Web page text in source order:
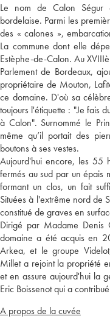
Le nom de Calon Ségur
bordelaise. Parmi les
des « calones »,
La commune dont elle
Estèphe-de-Calon. Au
Parlement de Bordeaux,
propriétaire de Mouton,
ce domaine. D'où sa
toujours l'étiquette : "Je fais
à Calon". Surnommé le
même qu’il portait des
boutons à ses vestes.
Aujourd'hui encore, les 55
fermés au sud par un épais
formant un clos, un fait
Situées à l'extrême nord de
constitué de graves en
Dirigé par Madame Denis
domaine a été acquis en
Arkea, et le groupe
Millet a rejoint la propriété
et en assure aujourd'hui la
Eric Boissenot qui a
A propos de la cuvée